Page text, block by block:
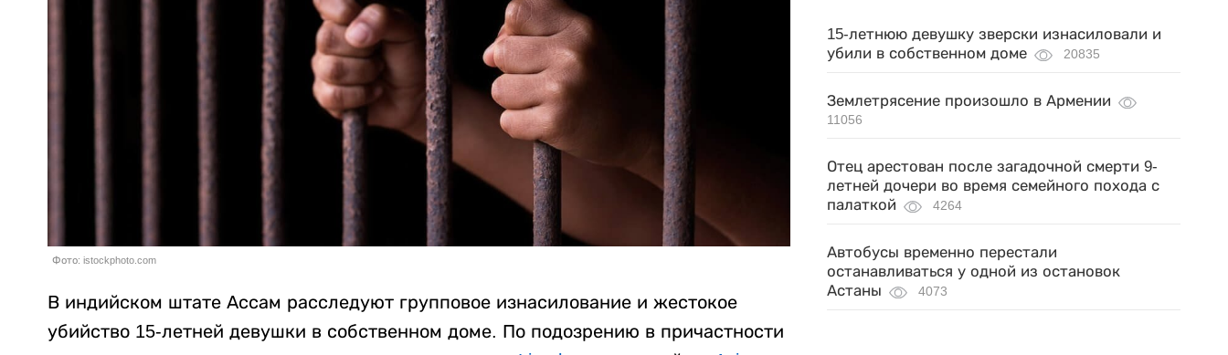
Фото: istockphoto.com
В индийском штате Ассам расследуют групповое изнасилование и жестокое
убийство 15-летней девушки в собственном доме. По подозрению в причастности
15-летнюю девушку зверски изнасиловали и
убили в собственном доме
20835
Землетрясение произошло в Армении
11056
Отец арестован после загадочной смерти 9-
летней дочери во время семейного похода с
палаткой
4264
Автобусы временно перестали
останавливаться у одной из остановок
Астаны
4073